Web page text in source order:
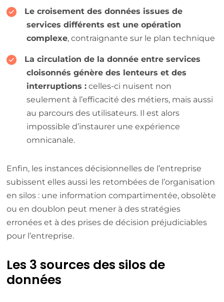
Le croisement des données issues de
services différents est une opération
complexe, contraignante sur le plan technique
La circulation de la donnée entre services
cloisonnés génère des lenteurs et des
interruptions : celles-ci nuisent non
seulement à l’efficacité des métiers, mais aussi
au parcours des utilisateurs. Il est alors
impossible d’instaurer une expérience
omnicanale.
Enfin, les instances décisionnelles de l’entreprise
subissent elles aussi les retombées de l’organisation
en silos : une information compartimentée, obsolète
ou en doublon peut mener à des stratégies
erronées et à des prises de décision préjudiciables
pour l’entreprise.
Les 3 sources des silos de
données